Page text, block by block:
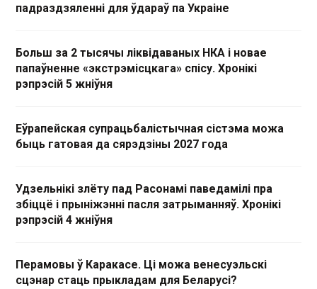
падраздзяленні для ўдараў па Украіне
Больш за 2 тысячы ліквідаваных НКА і новае
папаўненне «экстрэмісцкага» спісу. Хронікі
рэпрэсій 5 жніўня
Еўрапейская супрацьбалістычная сістэма можа
быць гатовая да сярэдзіны 2027 года
Удзельнікі злёту пад Расонамі паведамілі пра
збіццё і прыніжэнні пасля затрыманняў. Хронікі
рэпрэсій 4 жніўня
Перамовы ў Каракасе. Ці можа венесуэльскі
сцэнар стаць прыкладам для Беларусі?